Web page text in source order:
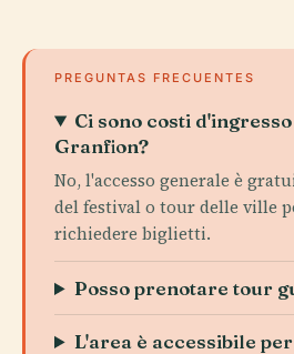
PREGUNTAS FRECUENTES
Ci sono costi
Granfion?
No, l'accesso generale è
del festival o tour delle ville
richiedere biglietti.
Posso prenotare tour
L'area è accessibile